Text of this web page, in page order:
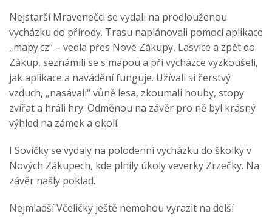
Nejstarší Mravenečci se vydali na prodlouženou
vycházku do přírody. Trasu naplánovali pomocí aplikace
„mapy.cz“ – vedla přes Nové Zákupy, Lasvice a zpět do
Zákup, seznámili se s mapou a při vycházce vyzkoušeli,
jak aplikace a navádění funguje. Užívali si čerstvý
vzduch, „nasávali“ vůně lesa, zkoumali houby, stopy
zvířat a hráli hry. Odměnou na závěr pro ně byl krásný
výhled na zámek a okolí.
I Sovičky se vydaly na polodenní vycházku do školky v
Nových Zákupech, kde plnily úkoly veverky Zrzečky. Na
závěr našly poklad.
Nejmladší Včeličky ještě nemohou vyrazit na delší